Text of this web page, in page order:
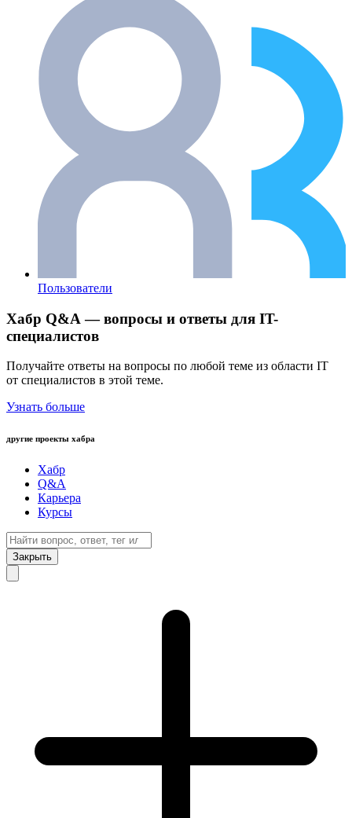
Пользователи
Хабр Q&A — вопросы и ответы для IT-
специалистов
Получайте ответы на вопросы по любой теме из области IT
от специалистов в этой теме.
Узнать больше
другие проекты хабра
Хабр
Q&A
Карьера
Курсы
Закрыть